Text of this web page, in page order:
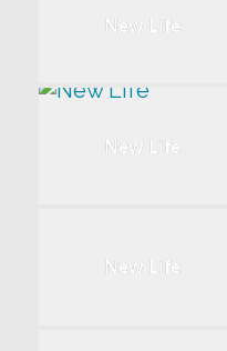
New Life
New Life
New Life